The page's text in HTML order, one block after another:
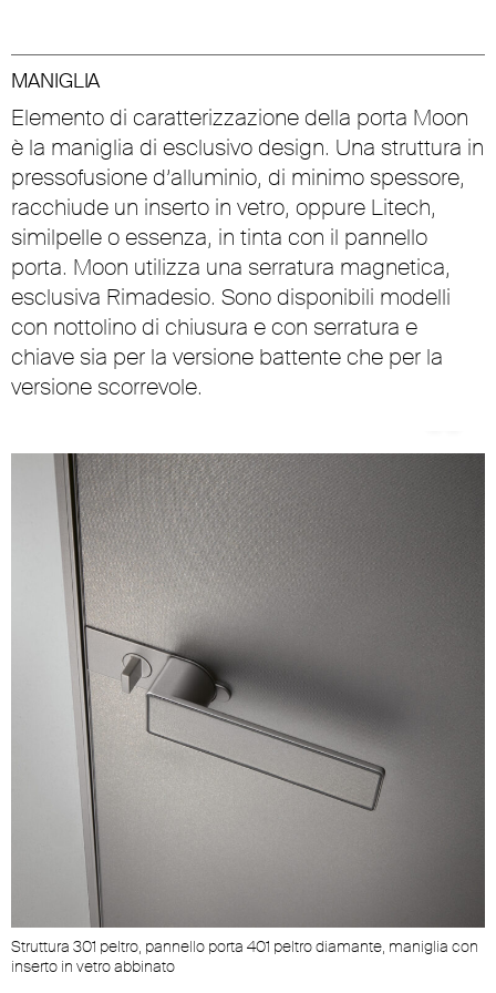
Struttura 301 peltro, pannello porta 401 peltro diamante, maniglia con
inserto in vetro abbinato
MANIGLIA
Elemento di caratterizzazione della porta Moon
è la maniglia di esclusivo design. Una struttura in
pressofusione d’alluminio, di minimo spessore,
racchiude un inserto in vetro, oppure Litech,
similpelle o essenza, in tinta con il pannello
porta. Moon utilizza una serratura magnetica,
esclusiva Rimadesio. Sono disponibili modelli
con nottolino di chiusura e con serratura e
chiave sia per la versione battente che per la
versione scorrevole.